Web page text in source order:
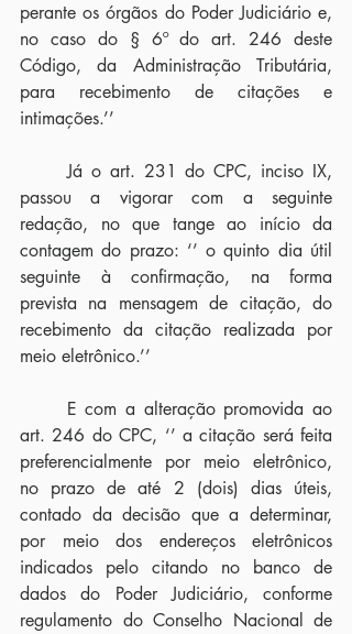
perante os órgãos do Poder Judiciário e,
no caso do § 6º do art. 246 deste
Código, da Administração Tributária,
para recebimento de citações e
intimações.’’
	Já o art. 231 do CPC, inciso IX,
passou a vigorar com a seguinte
redação, no que tange ao início da
contagem do prazo: ‘’ o quinto dia útil
seguinte à confirmação, na forma
prevista na mensagem de citação, do
recebimento da citação realizada por
meio eletrônico.’’
art. 246 do CPC, ‘’ a citação será feita
preferencialmente por meio eletrônico,
no prazo de até 2 (dois) dias úteis,
contado da decisão que a determinar,
por meio dos endereços eletrônicos
indicados pelo citando no banco de
dados do Poder Judiciário, conforme
regulamento do Conselho Nacional de